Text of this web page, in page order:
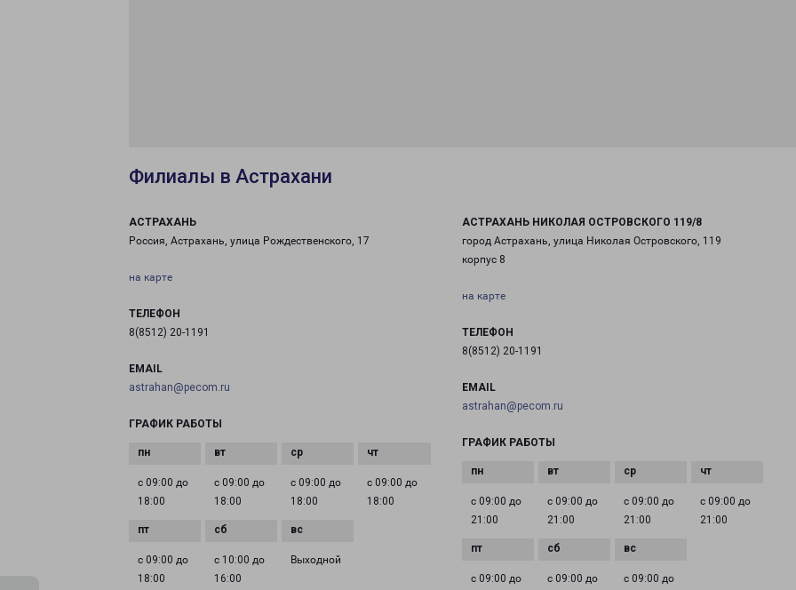
Филиалы в Астрахани
АСТРАХАНЬ
Россия, Астрахань, улица Рождественского, 17
на карте
ТЕЛЕФОН
8(8512) 20-1191
EMAIL
astrahan@pecom.ru
ГРАФИК РАБОТЫ
с 09:00 до
18:00
с 09:00 до
18:00
с 09:00 до
18:00
с 09:00 до
18:00
с 09:00 до
18:00
с 10:00 до
16:00
Выходной
АСТРАХАНЬ НИКОЛАЯ ОСТРОВСКОГО 119/8
город Астрахань, улица Николая Островского, 119
корпус 8
на карте
ТЕЛЕФОН
8(8512) 20-1191
EMAIL
astrahan@pecom.ru
ГРАФИК РАБОТЫ
с 09:00 до
21:00
с 09:00 до
21:00
с 09:00 до
21:00
с 09:00 до
21:00
с 09:00 до
с 09:00 до
с 09:00 до